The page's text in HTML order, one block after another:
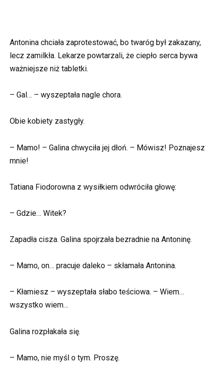
Antonina chciała zaprotestować, bo twaróg był zakazany,
lecz zamilkła. Lekarze powtarzali, że ciepło serca bywa
ważniejsze niż tabletki.
– Gal… – wyszeptała nagle chora.
Obie kobiety zastygły.
– Mamo! – Galina chwyciła jej dłoń. – Mówisz! Poznajesz
mnie!
Tatiana Fiodorowna z wysiłkiem odwróciła głowę:
– Gdzie… Witek?
Zapadła cisza. Galina spojrzała bezradnie na Antoninę.
– Mamo, on… pracuje daleko – skłamała Antonina.
– Kłamiesz – wyszeptała słabo teściowa. – Wiem…
wszystko wiem…
Galina rozpłakała się.
– Mamo, nie myśl o tym. Proszę.